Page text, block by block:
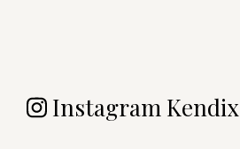
Instagram Kendix